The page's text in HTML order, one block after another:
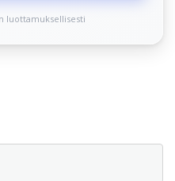
luottamuksellisesti